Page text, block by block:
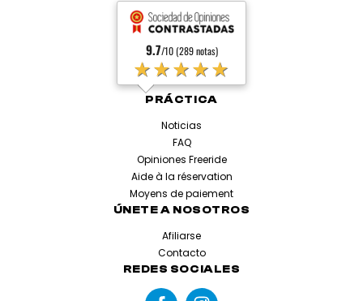
9.7/10 (289 notas)
★★★★★
PRÁCTICA
Noticias
FAQ
Opiniones Freeride
Aide à la réservation
Moyens de paiement
ÚNETE A NOSOTROS
Afiliarse
Contacto
REDES SOCIALES